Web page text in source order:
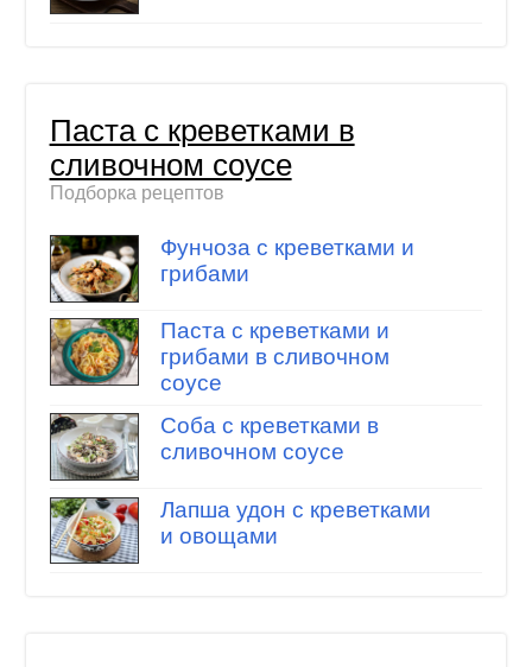
Паста с креветками в
сливочном соусе
Подборка рецептов
Фунчоза с креветками и
грибами
Паста с креветками и
грибами в сливочном
соусе
Соба с креветками в
сливочном соусе
Лапша удон с креветками
и овощами